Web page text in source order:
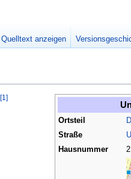
Ortsteil
Straße
Hausnummer
2
[1]
Quelltext anzeigen